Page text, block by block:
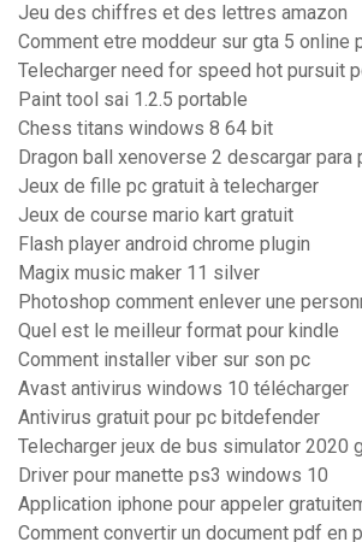
Jeu des chiffres et des lettres amazon
Comment etre moddeur sur gta 5 online
Telecharger need for speed hot pursuit
Paint tool sai 1.2.5 portable
Chess titans windows 8 64 bit
Dragon ball xenoverse 2 descargar para
Jeux de fille pc gratuit à telecharger
Jeux de course mario kart gratuit
Flash player android chrome plugin
Magix music maker 11 silver
Photoshop comment enlever une
Quel est le meilleur format pour kindle
Comment installer viber sur son pc
Avast antivirus windows 10 télécharger
Antivirus gratuit pour pc bitdefender
Telecharger jeux de bus simulator 2020
Driver pour manette ps3 windows 10
Application iphone pour appeler
Comment convertir un document pdf en